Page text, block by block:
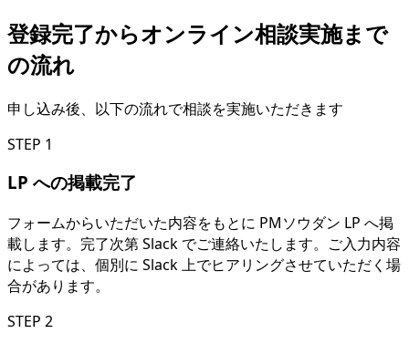
登録完了からオンライン相談実施まで
の流れ
申し込み後、以下の流れで相談を実施いただきます
STEP 1
LP への掲載完了
フォームからいただいた内容をもとに PMソウダン LP へ掲
載します。完了次第 Slack でご連絡いたします。ご入力内容
によっては、個別に Slack 上でヒアリングさせていただく場
合があります。
STEP 2